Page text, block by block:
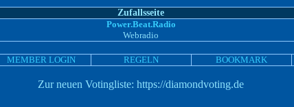
Zufallsseite
Power.Beat.Radio
Webradio
MEMBER LOGIN REGELN BOOKMARK
Zur neuen Votingliste: https://diamondvoting.de